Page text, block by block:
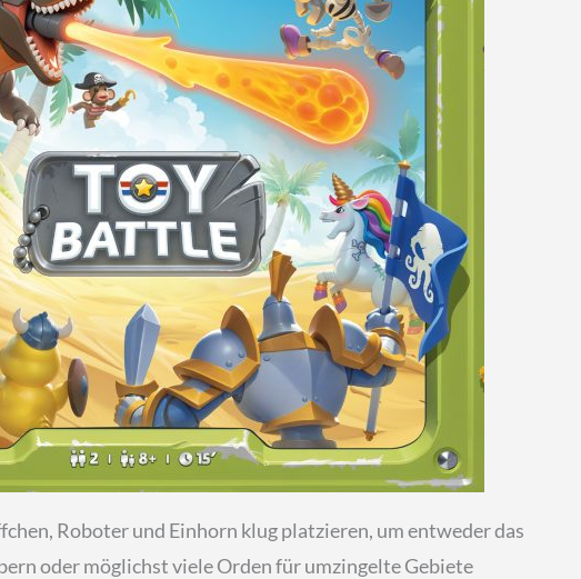
Roboter und Einhorn klug platzieren, um entweder das
oder möglichst viele Orden für umzingelte Gebiete